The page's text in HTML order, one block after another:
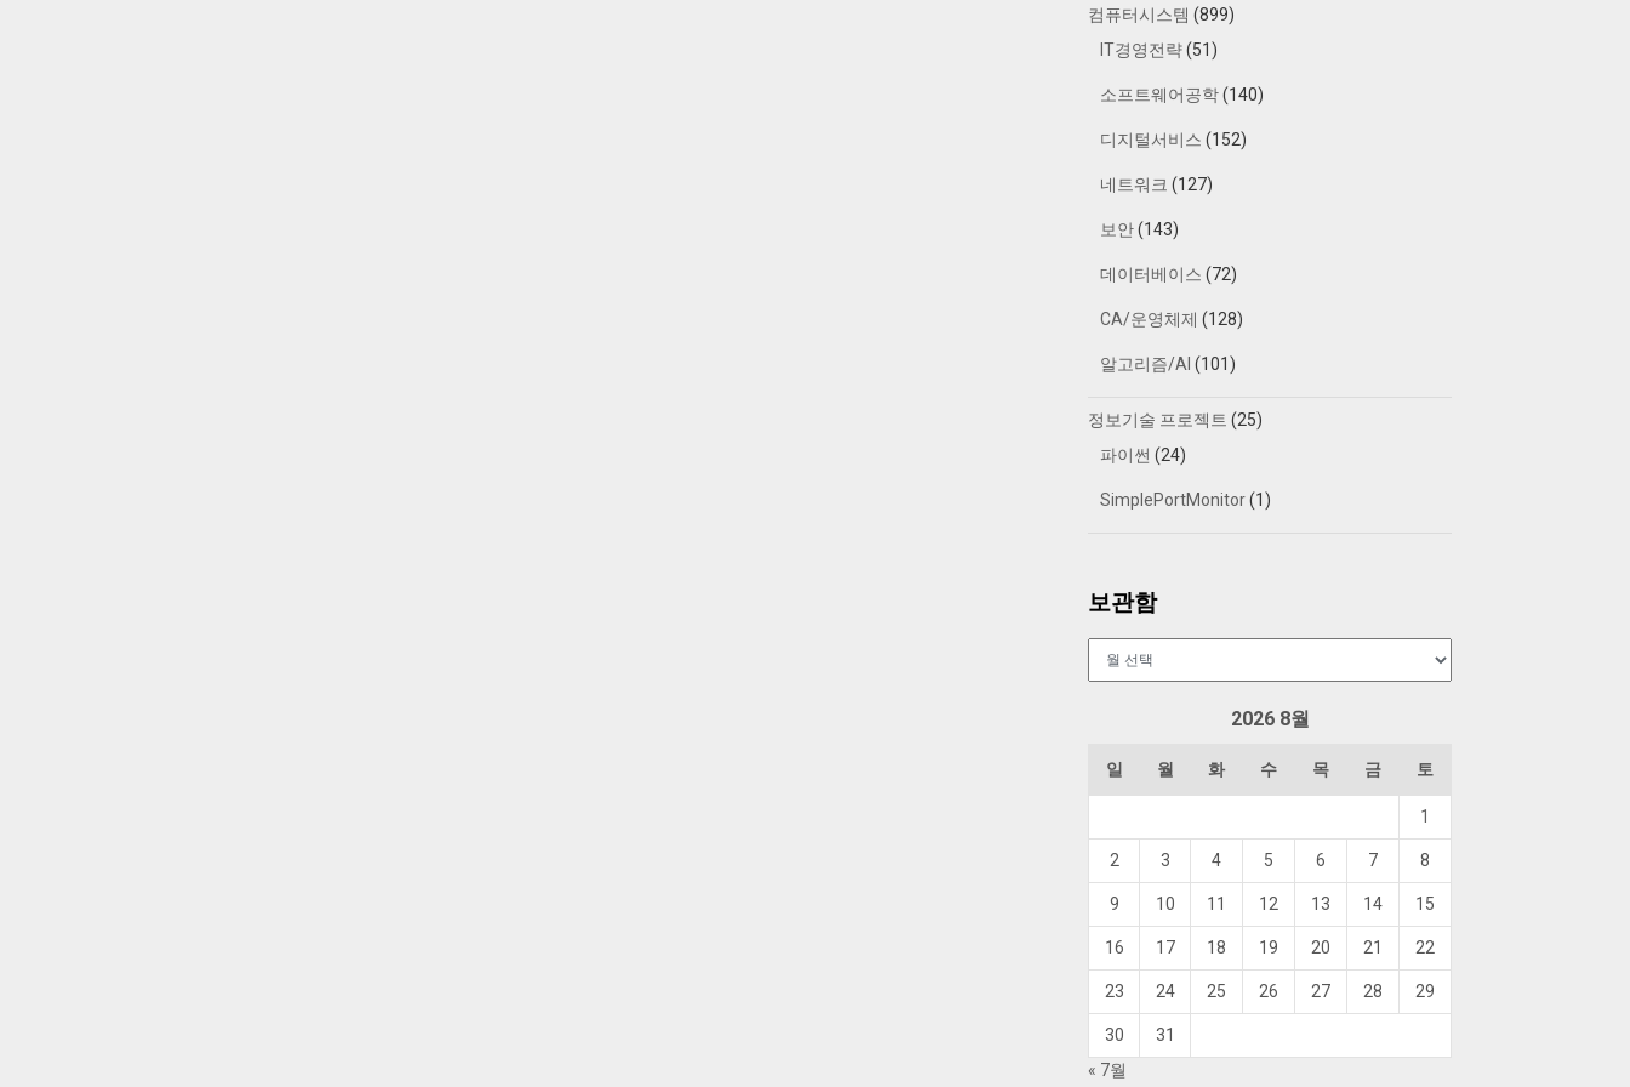
컴퓨터시스템 (899)
IT경영전략(51)
소프트웨어공학(140)
디지털서비스 (152)
네트워크 (127)
보안(143)
데이터베이스 (72)
CA/운영체제 (128)
알고리즘/AI (101)
정보기술 프로젝트 (25)
파이썬 (24)
SimplePortMonitor(1)
보관함
2026 8월
일 월 화 수 목 금 토
1
2 3 4 5 6 7 8
9 10 11 12 13 14 15
16 17 18 19 20 21 22
23 24 25 26 27 28 29
30
31
« 7월